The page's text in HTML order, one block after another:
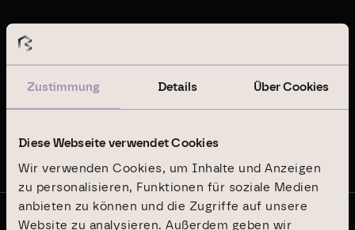
Zustimmung Details Über Cookies
Diese Webseite verwendet Cookies
Wir verwenden Cookies, um Inhalte und Anzeigen
zu personalisieren, Funktionen für soziale Medien
anbieten zu können und die Zugriffe auf unsere
Website zu analysieren. Außerdem geben wir
Nachhaltigkeitsbericht 2024
Auf dem Laufenden bleiben